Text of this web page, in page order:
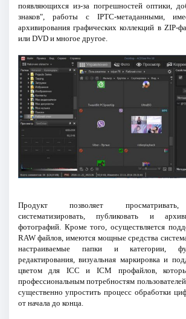
появляющихся из-за погрешностей оптики,
знаков", работы с IPTC-метаданными,
архивирования графических коллекций в ZIP-
или DVD и многое другое.
Продукт позволяет просматривать,
систематизировать, публиковать и
фотографий. Кроме того, осуществляется
RAW файлов, имеются мощные средства
настраиваемые папки и категории,
редактирования, визуальная маркировка и
цветом для ICC и ICM профайлов,
профессиональным потребностям
существенно упростить процесс обработки
от начала до конца.